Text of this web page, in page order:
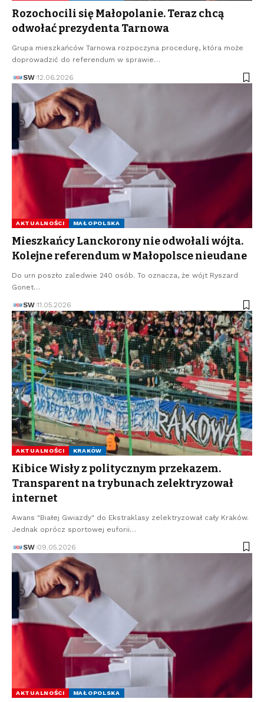
Rozochocili się Małopolanie. Teraz chcą
odwołać prezydenta Tarnowa
Grupa mieszkańców Tarnowa rozpoczyna procedurę, która może
doprowadzić do referendum w sprawie…
SW 12.06.2026
AKTUALNOŚCI MAŁOPOLSKA
Mieszkańcy Lanckorony nie odwołali wójta.
Kolejne referendum w Małopolsce nieudane
Do urn poszło zaledwie 240 osób. To oznacza, że wójt Ryszard
Gonet…
SW 11.05.2026
AKTUALNOŚCI KRAKÓW
Kibice Wisły z politycznym przekazem.
Transparent na trybunach zelektryzował
internet
Awans "Białej Gwiazdy" do Ekstraklasy zelektryzował cały Kraków.
Jednak oprócz sportowej euforii…
SW 09.05.2026
AKTUALNOŚCI MAŁOPOLSKA